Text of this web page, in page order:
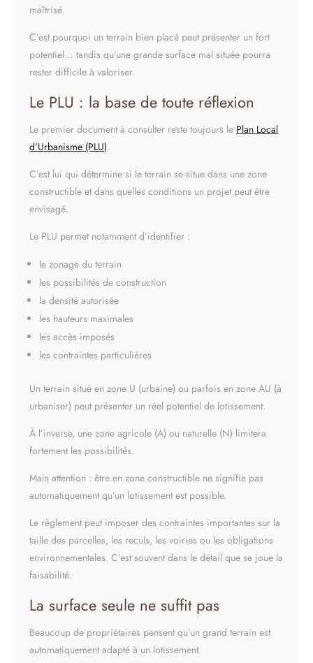
maîtrisé.
C’est pourquoi un terrain bien placé peut présenter un fort
potentiel… tandis qu’une grande surface mal située pourra
rester difficile à valoriser.
Le PLU : la base de toute réflexion
Le premier document à consulter reste toujours le Plan Local
d’Urbanisme (PLU).
C’est lui qui détermine si le terrain se situe dans une zone
constructible et dans quelles conditions un projet peut être
envisagé.
Le PLU permet notamment d’identifier :
le zonage du terrain
les possibilités de construction
la densité autorisée
les hauteurs maximales
les accès imposés
les contraintes particulières
Un terrain situé en zone U (urbaine) ou parfois en zone AU (à
urbaniser) peut présenter un réel potentiel de lotissement.
À l’inverse, une zone agricole (A) ou naturelle (N) limitera
fortement les possibilités.
Mais attention : être en zone constructible ne signifie pas
automatiquement qu’un lotissement est possible.
Le règlement peut imposer des contraintes importantes sur la
taille des parcelles, les reculs, les voiries ou les obligations
environnementales. C’est souvent dans le détail que se joue la
faisabilité.
La surface seule ne suffit pas
Beaucoup de propriétaires pensent qu’un grand terrain est
automatiquement adapté à un lotissement.